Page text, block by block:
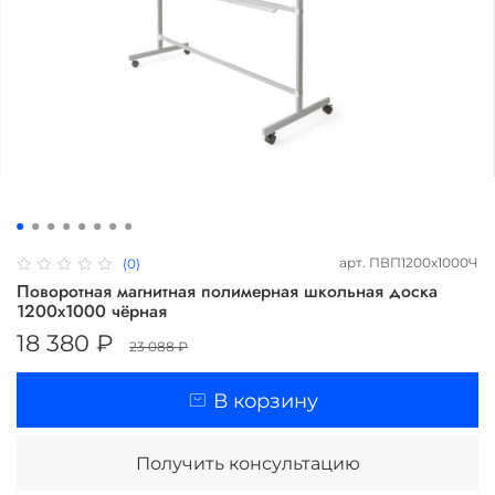
(0) арт. ПВП1200х1000Ч
Поворотная магнитная полимерная школьная доска
1200х1000 чёрная
18 380 ₽ 23 088 ₽
В корзину
Получить консультацию